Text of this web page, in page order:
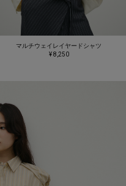
マルチウェイレイヤードシャツ
¥ 8,250